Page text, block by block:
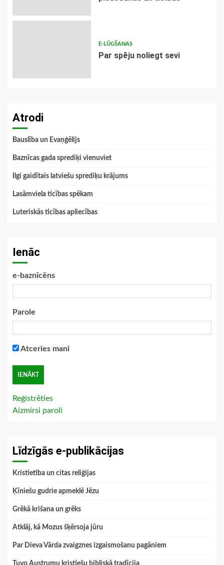
E-LŪGŠANAS
Par spēju noliegt sevi
Atrodi
Bauslība un Evaņģēlijs
Baznīcas gada sprediķi vienuviet
Ilgi gaidītais latviešu sprediķu krājums
Lasāmviela ticības spēkam
Luteriskās ticības apliecības
Ienāc
e-baznīcēns
Parole
Atceries mani
Reģistrēties
Aizmirsi paroli
Līdzīgās e-publikācijas
Kristietība un citas reliģijas
Ķīniešu gudrie apmeklē Jēzu
Grēkā krišana un grēks
Atklāj, kā Mozus šķērsoja jūru
Par Dieva Vārda zvaigznes izgaismošanu pagāniem
Tuvo Austrumu kristiešu bibliskā tradīcija